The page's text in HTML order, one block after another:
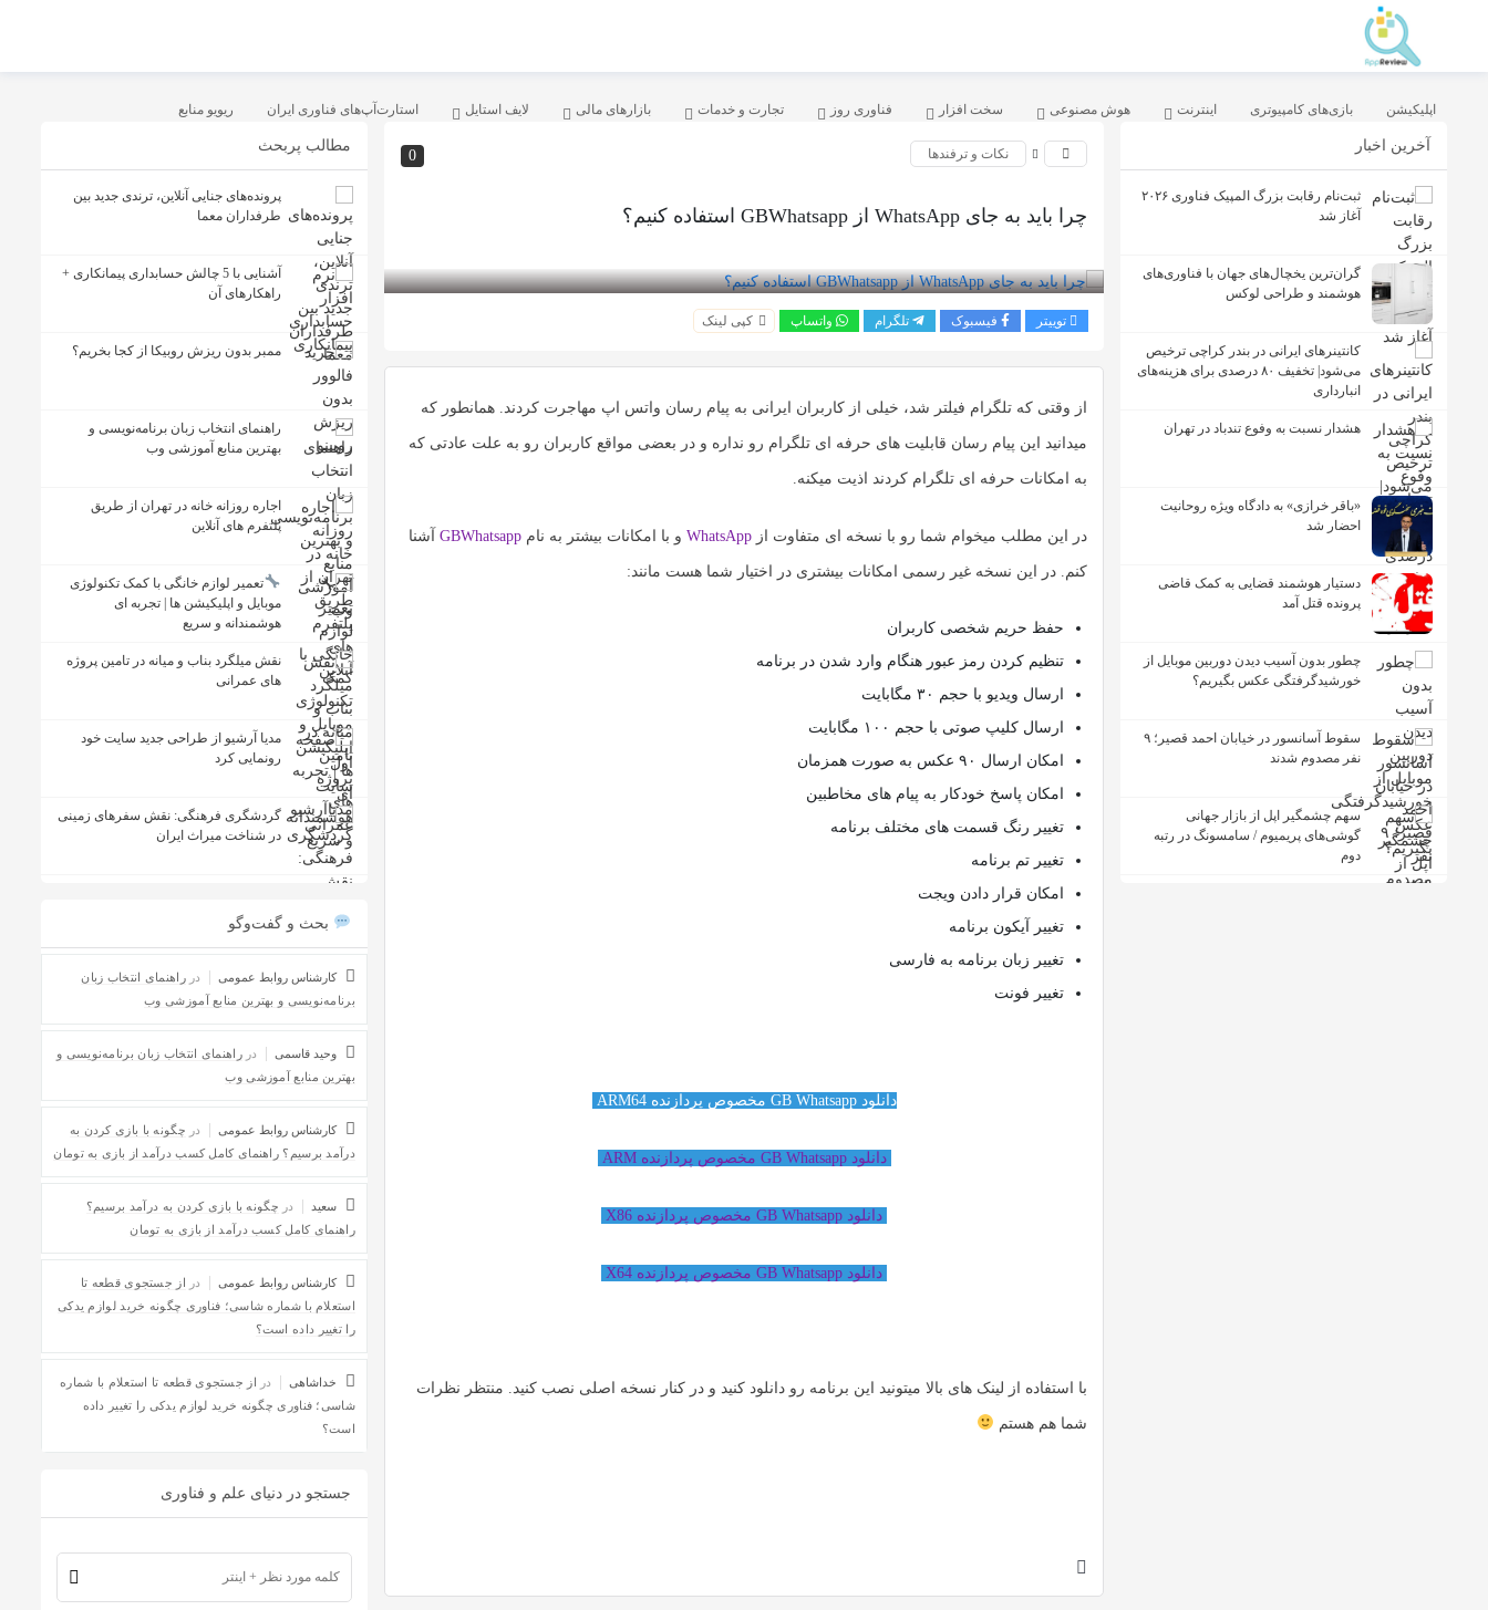
اپلیکیشن بازی‌های کامپیوتری اینترنت هوش مصنوعی سخت افزار فناوری روز تجارت و خدمات بازارهای مالی لایف استایل استارت‌آپ‌های فناوری ایران ریویو منابع
آخرین اخبار
ثبت‌نام رقابت بزرگ المپیک فناوری ۲۰۲۶
آغاز شد
گران‌ترین یخچال‌های جهان با فناوری‌های
هوشمند و طراحی لوکس
کانتینرهای ایرانی در بندر کراچی ترخیص
می‌شود| تخفیف ۸۰ درصدی برای هزینه‌های
انبارداری
هشدار نسبت به وفوع تندباد در تهران
«باقر خرازی» به دادگاه ویژه روحانیت
احضار شد
دستیار هوشمند قضایی به کمک قاضی
پرونده قتل آمد
چطور بدون آسیب دیدن دوربین موبایل از
خورشیدگرفتگی عکس بگیریم؟
سقوط آسانسور در خیابان احمد قصیر؛ ۹
نفر مصدوم شدند
سهم چشمگیر اپل از بازار جهانی
گوشی‌های پریمیوم / سامسونگ در رتبه
دوم
0 نکات و ترفندها
چرا باید به جای WhatsApp از GBWhatsapp استفاده کنیم؟
توییتر فیسبوک تلگرام واتساپ کپی لینک
از وقتی که تلگرام فیلتر شد، خیلی از کاربران ایرانی به پیام رسان واتس اپ مهاجرت کردند. همانطور که
میدانید این پیام رسان قابلیت های حرفه ای تلگرام رو نداره و در بعضی مواقع کاربران رو به علت عادتی که
به امکانات حرفه ای تلگرام کردند اذیت میکنه.
در این مطلب میخوام شما رو با نسخه ای متفاوت از WhatsApp و با امکانات بیشتر به نام GBWhatsapp آشنا
کنم. در این نسخه غیر رسمی امکانات بیشتری در اختیار شما هست مانند:
حفظ حریم شخصی کاربران
تنظیم کردن رمز عبور هنگام وارد شدن در برنامه
ارسال ویدیو با حجم ۳۰ مگابایت
ارسال کلیپ صوتی با حجم ۱۰۰ مگابایت
امکان ارسال ۹۰ عکس به صورت همزمان
امکان پاسخ خودکار به پیام های مخاطبین
تغییر رنگ قسمت های مختلف برنامه
تغییر تم برنامه
امکان قرار دادن ویجت
تغییر آیکون برنامه
تغییر زبان برنامه به فارسی
تغییر فونت
دانلود GB Whatsapp مخصوص پردازنده ARM64
دانلود GB Whatsapp مخصوص پردازنده ARM
دانلود GB Whatsapp مخصوص پردازنده X86
دانلود GB Whatsapp مخصوص پردازنده X64
با استفاده از لینک های بالا میتونید این برنامه رو دانلود کنید و در کنار نسخه اصلی نصب کنید. منتظر نظرات
شما هم هستم
مطالب پربحث
پرونده‌های جنایی آنلاین، ترندی جدید بین
طرفداران معما
آشنایی با 5 چالش حسابداری پیمانکاری +
راهکارهای آن
ممبر بدون ریزش روبیکا از کجا بخریم؟
راهنمای انتخاب زبان برنامه‌نویسی و
بهترین منابع آموزشی وب
اجاره روزانه خانه در تهران از طریق
پلتفرم های آنلاین
تعمیر لوازم خانگی با کمک تکنولوژی
موبایل و اپلیکیشن ها | تجربه ای
هوشمندانه و سریع
نقش میلگرد بناب و میانه در تامین پروژه
های عمرانی
مدیا آرشیو از طراحی جدید سایت خود
رونمایی کرد
گردشگری فرهنگی: نقش سفرهای زمینی
در شناخت میراث ایران
بحث و گفت‌وگو
کارشناس روابط عمومی در راهنمای انتخاب زبان
برنامه‌نویسی و بهترین منابع آموزشی وب
وحید قاسمی در راهنمای انتخاب زبان برنامه‌نویسی و
بهترین منابع آموزشی وب
کارشناس روابط عمومی در چگونه با بازی کردن به
درآمد برسیم؟ راهنمای کامل کسب درآمد از بازی به تومان
سعید در چگونه با بازی کردن به درآمد برسیم؟
راهنمای کامل کسب درآمد از بازی به تومان
کارشناس روابط عمومی در از جستجوی قطعه تا
استعلام با شماره شاسی؛ فناوری چگونه خرید لوازم یدکی
را تغییر داده است؟
خداشاهی در از جستجوی قطعه تا استعلام با شماره
شاسی؛ فناوری چگونه خرید لوازم یدکی را تغییر داده
است؟
جستجو در دنیای علم و فناوری